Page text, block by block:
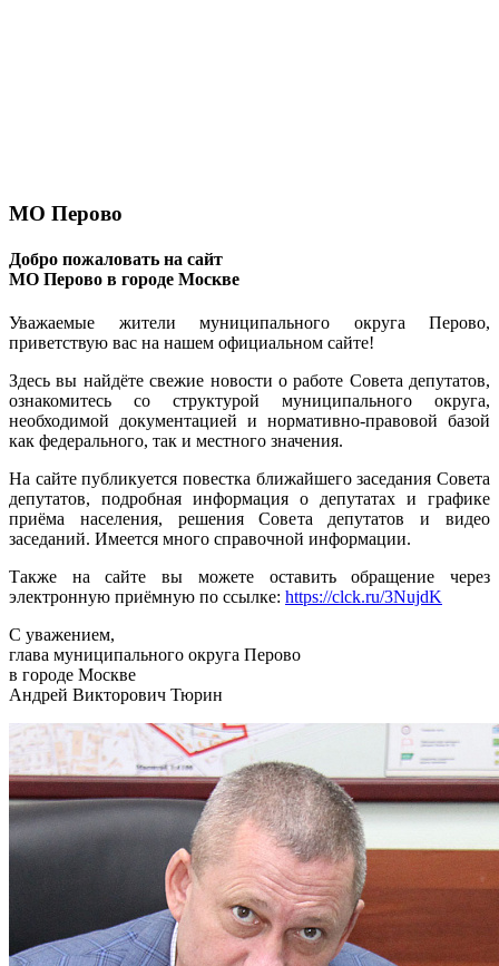
МО Перово
Добро пожаловать на сайт
МО Перово в городе Москве
Уважаемые жители муниципального округа Перово,
приветствую вас на нашем официальном сайте!
Здесь вы найдёте свежие новости о работе Совета депутатов,
ознакомитесь со структурой муниципального округа,
необходимой документацией и нормативно-правовой базой
как федерального, так и местного значения.
На сайте публикуется повестка ближайшего заседания Совета
депутатов, подробная информация о депутатах и графике
приёма населения, решения Совета депутатов и видео
заседаний. Имеется много справочной информации.
Также на сайте вы можете оставить обращение через
электронную приёмную по ссылке: https://clck.ru/3NujdK
С уважением,
глава муниципального округа Перово
в городе Москве
Андрей Викторович Тюрин